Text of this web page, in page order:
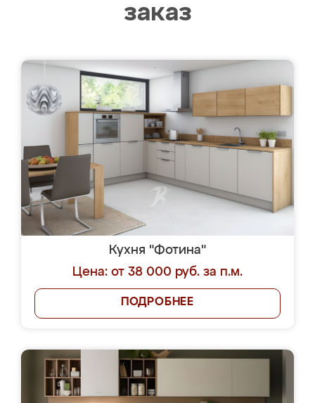
заказ
Кухня "Фотина"
Цена: от 38 000 руб. за п.м.
ПОДРОБНЕЕ